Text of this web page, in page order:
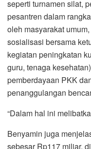
seperti turnamen silat,
pesantren dalam
oleh masyarakat
sosialisasi bersama
kegiatan peningkatan
guru, tenaga
pemberdayaan PKK
penanggulangan
“Dalam hal ini
Benyamin juga
sebesar Rp117 miliar,